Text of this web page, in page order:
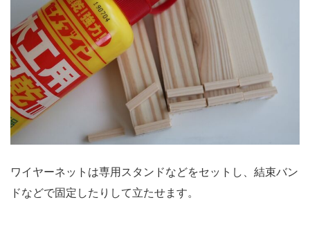
ワイヤーネットは専用スタンドなどをセットし、結束バン
ドなどで固定したりして立たせます。